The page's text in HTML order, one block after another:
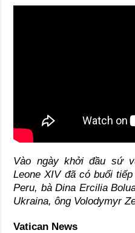
Vào ngày khởi đầu sứ
Leone XIV đã có buổi
Peru, bà Dina Ercilia
Ukraina, ông Volodymyr
Vatican News